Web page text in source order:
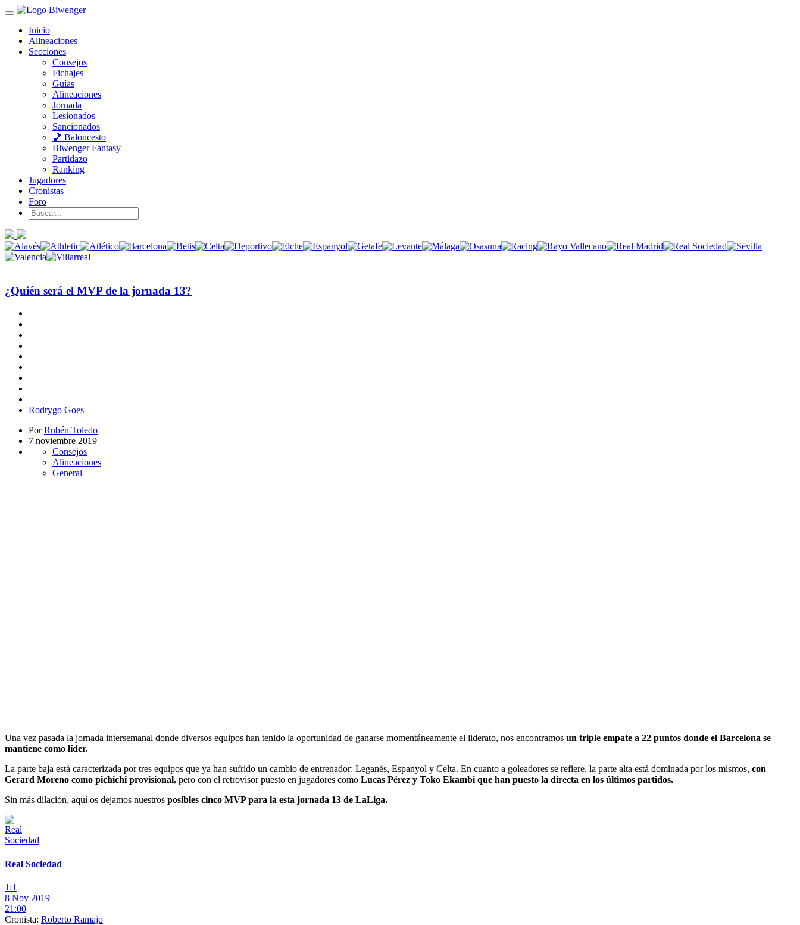
Inicio
Alineaciones
Secciones
Consejos
Fichajes
Guías
Alineaciones
Jornada
Lesionados
Sancionados
🏀 Baloncesto
Biwenger Fantasy
Partidazo
Ranking
Jugadores
Cronistas
Foro
¿Quién será el MVP de la jornada 13?
Rodrygo Goes
PorRubén Toledo
7 noviembre 2019
Consejos
Alineaciones
General
Una vez pasada la jornada intersemanal donde diversos equipos han tenido la oportunidad de ganarse momentáneamente el liderato, nos encontramos un triple empate a 22 puntos donde el Barcelona se
mantiene como líder.
La parte baja está caracterizada por tres equipos que ya han sufrido un cambio de entrenador: Leganés, Espanyol y Celta. En cuanto a goleadores se refiere, la parte alta está dominada por los mismos, con
Gerard Moreno como pichichi provisional, pero con el retrovisor puesto en jugadores como Lucas Pérez y Toko Ekambi que han puesto la directa en los últimos partidos.
Sin más dilación, aquí os dejamos nuestros posibles cinco MVP para la esta jornada 13 de LaLiga.
Real Sociedad
1:1
8 Nov 2019
21:00
Cronista: Roberto Ramajo